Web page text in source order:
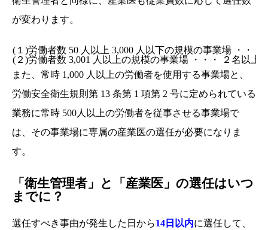
が変わります。
(１)労働者数 50 人以上 3,000 人以下の規模の事業場 ・・・
(２)労働者数 3,001 人以上の規模の事業場 ・・・ ２名以上
また、常時 1,000 人以上の労働者を使用する事業場と、
労働安全衛生規則第 13 条第 1 項第 2 号に定められている
業務に常時 500人以上の労働者を従事させる事業場で
は、その事業場に専属の産業医の選任が必要になりま
す。
「衛生管理者」と「産業医」の選任はいつ
までに？
選任すべき事由が発生した日から14日以内に選任して、